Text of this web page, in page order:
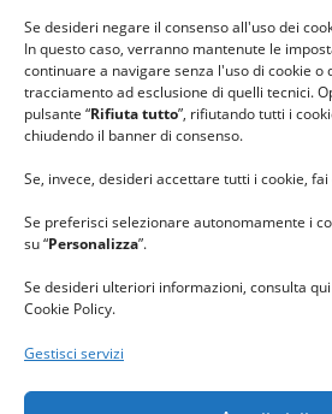
Se desideri negare il consenso all'uso dei
In questo caso, verranno mantenute le
continuare a navigare senza l'uso di cookie o
tracciamento ad esclusione di quelli tecnici.
pulsante “Rifiuta tutto”, rifiutando tutti i
chiudendo il banner di consenso.
Se, invece, desideri accettare tutti i cookie, fai
Se preferisci selezionare autonomamente i
su “Personalizza”.
Se desideri ulteriori informazioni, consulta
Cookie Policy.
Gestisci servizi